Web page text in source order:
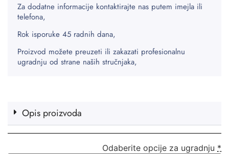
Za dodatne informacije kontaktirajte nas putem imejla ili
telefona,
Rok isporuke 45 radnih dana,
Proizvod možete preuzeti ili zakazati profesionalnu
ugradnju od strane naših stručnjaka,
Opis proizvoda
Odaberite opcije za ugradnju *